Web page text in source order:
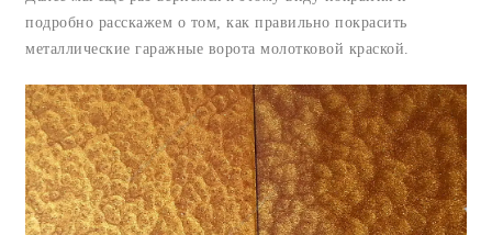
подробно расскажем о том, как правильно покрасить
металлические гаражные ворота молотковой краской.